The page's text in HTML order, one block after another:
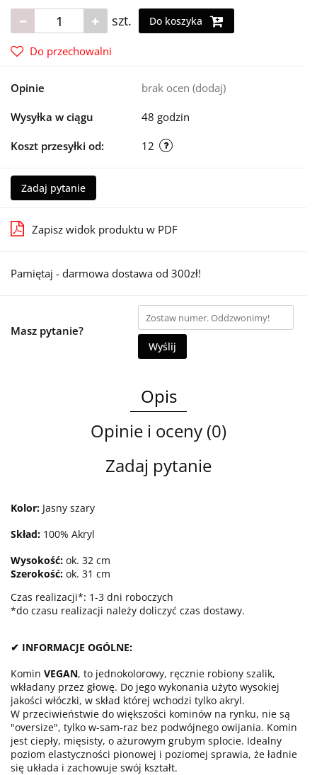
szt. Do koszyka
Do przechowalni
Opinie brak ocen (dodaj)
Wysyłka w ciągu 48 godzin
Koszt przesyłki od: 12
Zadaj pytanie
Zapisz widok produktu w PDF
Pamiętaj - darmowa dostawa od 300zł!
Masz pytanie?
Wyślij
Opis
Opinie i oceny (0)
Zadaj pytanie
Kolor: Jasny szary
Skład: 100% Akryl
Wysokość: ok. 32 cm
Szerokość: ok. 31 cm
Czas realizacji*: 1-3 dni roboczych
*do czasu realizacji należy doliczyć czas dostawy.
✔ INFORMACJE OGÓLNE:
Komin VEGAN, to jednokolorowy, ręcznie robiony szalik,
wkładany przez głowę. Do jego wykonania użyto wysokiej
jakości włóczki, w skład której wchodzi tylko akryl.
W przeciwieństwie do większości kominów na rynku, nie są
"oversize", tylko w-sam-raz bez podwójnego owijania. Komin
jest ciepły, mięsisty, o ażurowym grubym splocie. Idealny
poziom elastyczności pionowej i poziomej sprawia, że ładnie
się układa i zachowuje swój kształt.